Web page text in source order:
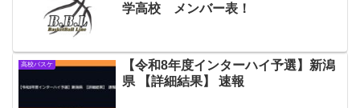
学高校 メンバー表！
高校バスケ
【令和8年度インターハイ予選】新潟
県 【詳細結果】 速報